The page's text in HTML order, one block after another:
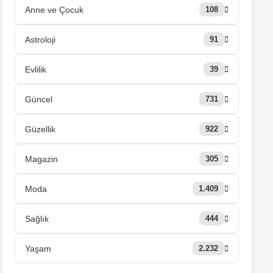
Anne ve Çocuk 108
Astroloji 91
Evlilik 39
Güncel 731
Güzellik 922
Magazin 305
Moda 1.409
Sağlık 444
Yaşam 2.232